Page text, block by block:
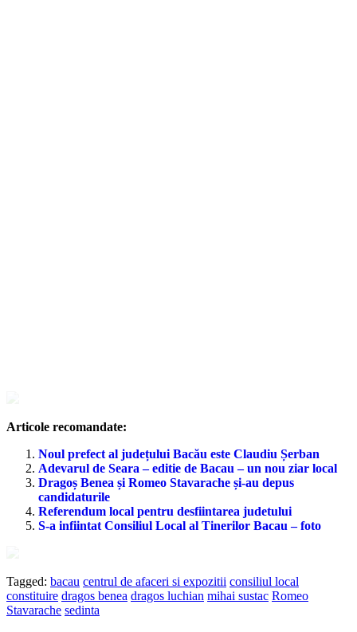
Articole recomandate:
Noul prefect al județului Bacău este Claudiu Șerban
Adevarul de Seara – editie de Bacau – un nou ziar local
Dragoș Benea și Romeo Stavarache și-au depus
candidaturile
Referendum local pentru desfiintarea judetului
S-a infiintat Consiliul Local al Tinerilor Bacau – foto
Tagged: bacau centrul de afaceri si expozitii consiliul local
constituire dragos benea dragos luchian mihai sustac Romeo
Stavarache sedinta